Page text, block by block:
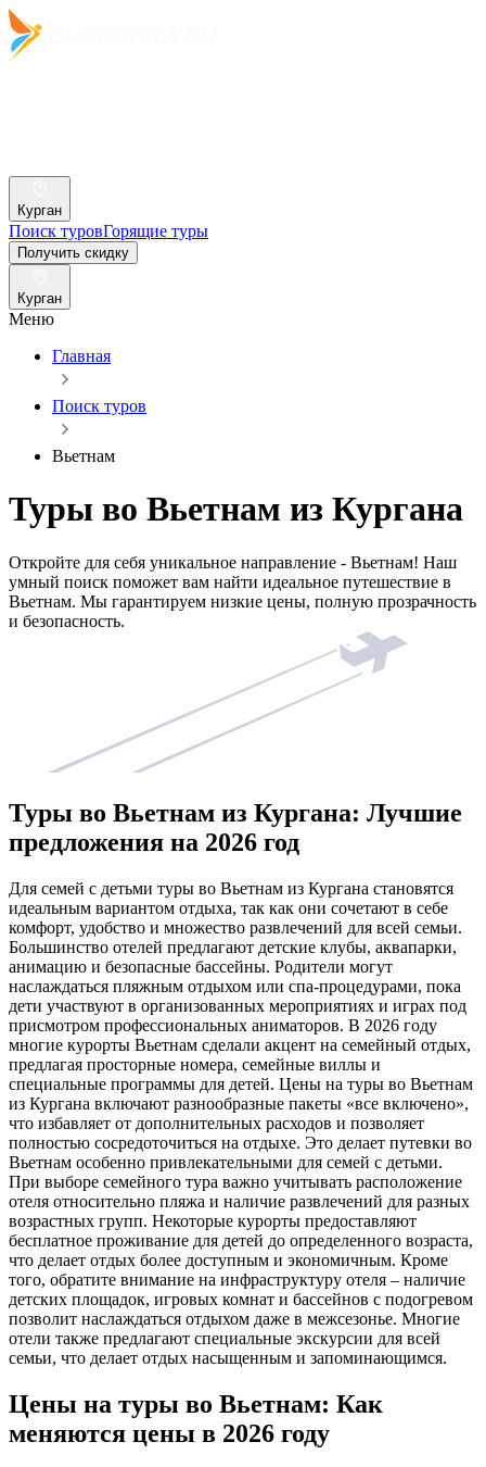
Курган
Поиск туровГорящие туры
Получить скидку
Курган
Меню
Главная
Поиск туров
Вьетнам
Туры во Вьетнам из Кургана
Откройте для себя уникальное направление - Вьетнам! Наш
умный поиск поможет вам найти идеальное путешествие в
Вьетнам. Мы гарантируем низкие цены, полную прозрачность
и безопасность.
Туры во Вьетнам из Кургана: Лучшие
предложения на 2026 год
Для семей с детьми туры во Вьетнам из Кургана становятся
идеальным вариантом отдыха, так как они сочетают в себе
комфорт, удобство и множество развлечений для всей семьи.
Большинство отелей предлагают детские клубы, аквапарки,
анимацию и безопасные бассейны. Родители могут
наслаждаться пляжным отдыхом или спа-процедурами, пока
дети участвуют в организованных мероприятиях и играх под
присмотром профессиональных аниматоров. В 2026 году
многие курорты Вьетнам сделали акцент на семейный отдых,
предлагая просторные номера, семейные виллы и
специальные программы для детей. Цены на туры во Вьетнам
из Кургана включают разнообразные пакеты «все включено»,
что избавляет от дополнительных расходов и позволяет
полностью сосредоточиться на отдыхе. Это делает путевки во
Вьетнам особенно привлекательными для семей с детьми.
При выборе семейного тура важно учитывать расположение
отеля относительно пляжа и наличие развлечений для разных
возрастных групп. Некоторые курорты предоставляют
бесплатное проживание для детей до определенного возраста,
что делает отдых более доступным и экономичным. Кроме
того, обратите внимание на инфраструктуру отеля – наличие
детских площадок, игровых комнат и бассейнов с подогревом
позволит наслаждаться отдыхом даже в межсезонье. Многие
отели также предлагают специальные экскурсии для всей
семьи, что делает отдых насыщенным и запоминающимся.
Цены на туры во Вьетнам: Как
меняются цены в 2026 году